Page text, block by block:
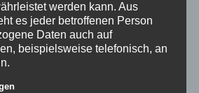
Details
werden kann. Aus
es jeder betroffenen Person
Daten auch auf
beispielsweise telefonisch, an